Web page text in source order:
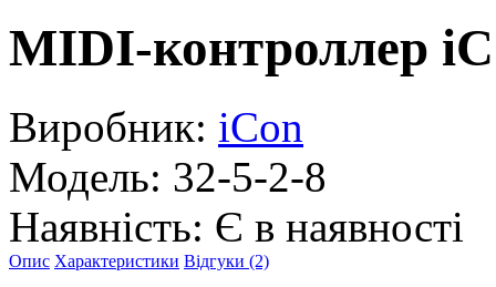
MIDI-контроллер
Виробник: iCon
Модель: 32-5-2-8
Наявність: Є в наявності
Опис Характеристики Відгуки (2)